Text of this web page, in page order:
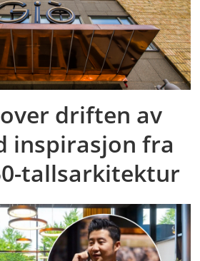
driften av
inspirasjon fra
tallsarkitektur